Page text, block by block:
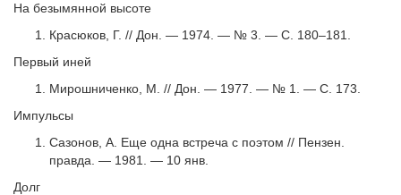
На безымянной высоте
Красюков, Г. // Дон. — 1974. — № 3. — С. 180–181.
Первый иней
Мирошниченко, М. // Дон. — 1977. — № 1. — С. 173.
Импульсы
Сазонов, А. Еще одна встреча с поэтом // Пензен.
правда. — 1981. — 10 янв.
Долг